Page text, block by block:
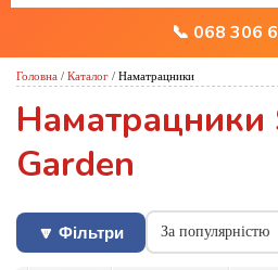
📞 068 306
Головна / Каталог / Наматрацники
Наматрацники
Garden
🔽 Фільтри